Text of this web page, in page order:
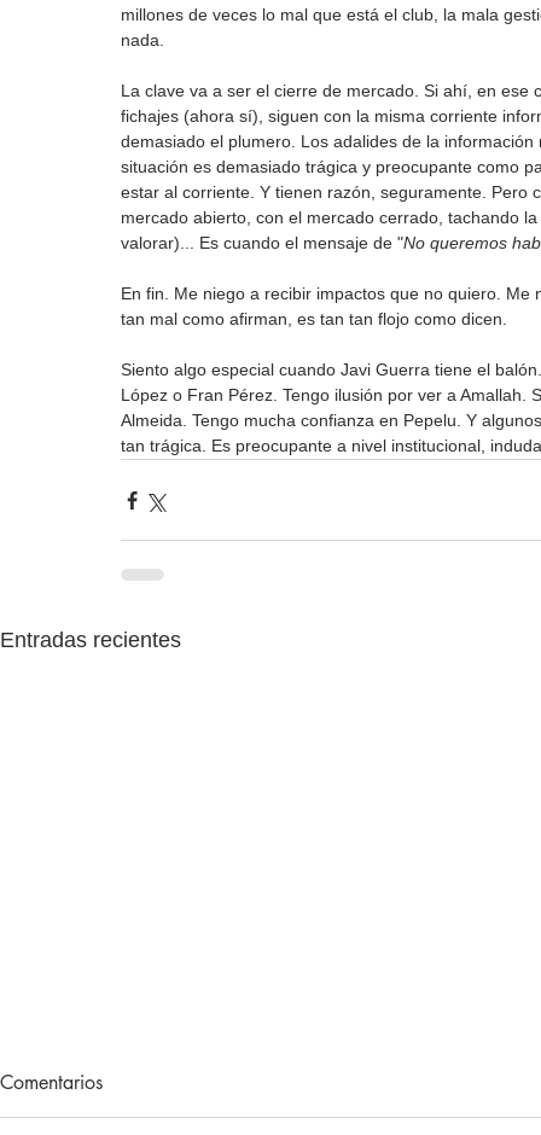
millones de veces lo mal que está el club, la mala
nada.
La clave va a ser el cierre de mercado. Si ahí, en
fichajes (ahora sí), siguen con la misma corriente
demasiado el plumero. Los adalides de la
situación es demasiado trágica y preocupante como
estar al corriente. Y tienen razón, seguramente. Pero
mercado abierto, con el mercado cerrado, tachando
valorar)... Es cuando el mensaje de "No queremos
En fin. Me niego a recibir impactos que no quiero.
tan mal como afirman, es tan tan flojo como dicen.
Siento algo especial cuando Javi Guerra tiene el
López o Fran Pérez. Tengo ilusión por ver a Amallah.
Almeida. Tengo mucha confianza en Pepelu. Y
tan trágica. Es preocupante a nivel institucional,
Entradas recientes
Lecturas de vacaciones
Hace unos meses, me regalaron
Otro año
Comentarios